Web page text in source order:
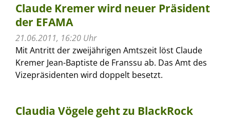
Claude Kremer wird neuer Präsident
der EFAMA
21.06.2011, 16:20 Uhr
Mit Antritt der zweijährigen Amtszeit löst Claude
Kremer Jean-Baptiste de Franssu ab. Das Amt des
Vizepräsidenten wird doppelt besetzt.
Claudia Vögele geht zu BlackRock